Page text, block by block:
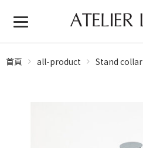
首頁 all-product Stand collar